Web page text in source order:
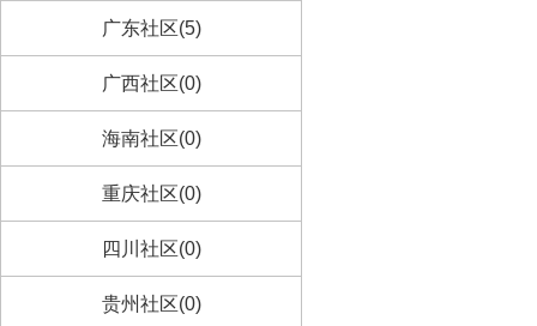
广东社区(5)
广西社区(0)
海南社区(0)
重庆社区(0)
四川社区(0)
贵州社区(0)